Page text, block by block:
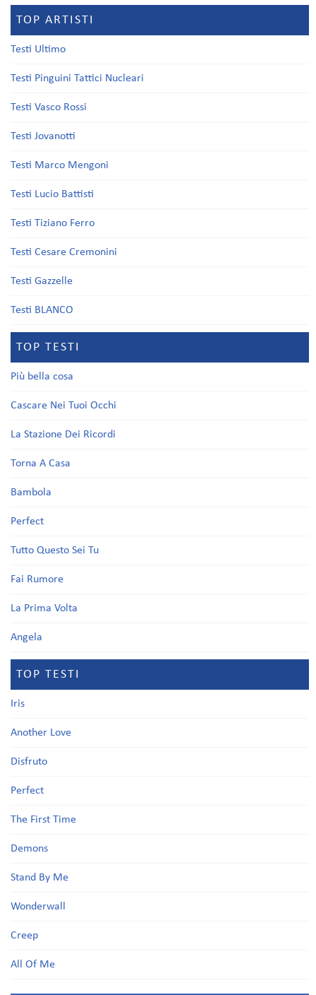
TOP ARTISTI
Testi Ultimo
Testi Pinguini Tattici Nucleari
Testi Vasco Rossi
Testi Jovanotti
Testi Marco Mengoni
Testi Lucio Battisti
Testi Tiziano Ferro
Testi Cesare Cremonini
Testi Gazzelle
Testi BLANCO
TOP TESTI
Più bella cosa
Cascare Nei Tuoi Occhi
La Stazione Dei Ricordi
Torna A Casa
Bambola
Perfect
Tutto Questo Sei Tu
Fai Rumore
La Prima Volta
Angela
TOP TESTI
Iris
Another Love
Disfruto
Perfect
The First Time
Demons
Stand By Me
Wonderwall
Creep
All Of Me